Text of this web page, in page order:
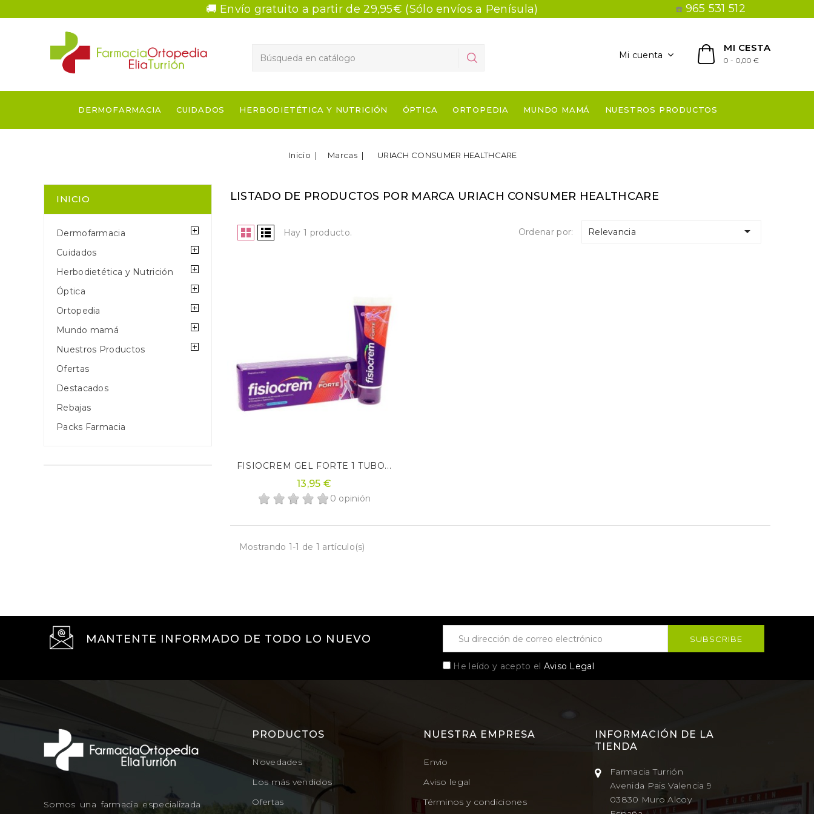
🚚 Envío gratuito a partir de 29,95€ (Sólo envíos a Penísula) ☎️ 965 531 512
Mi cuenta
MI CESTA
0 - 0,00 €
DERMOFARMACIA CUIDADOS HERBODIETÉTICA Y NUTRICIÓN ÓPTICA ORTOPEDIA MUNDO MAMÁ NUESTROS PRODUCTOS
Inicio Marcas URIACH CONSUMER HEALTHCARE
INICIO
Dermofarmacia
Cuidados
Herbodietética y Nutrición
Óptica
Ortopedia
Mundo mamá
Nuestros Productos
Ofertas
Destacados
Rebajas
Packs Farmacia
LISTADO DE PRODUCTOS POR MARCA URIACH CONSUMER HEALTHCARE
Hay 1 producto. Ordenar por: Relevancia 
FISIOCREM GEL FORTE 1 TUBO...
13,95 €
0 opinión
Mostrando 1-1 de 1 artículo(s)
MANTENTE INFORMADO DE TODO LO NUEVO
He leído y acepto el Aviso Legal
Somos una farmacia especializada
PRODUCTOS
Novedades
Los más vendidos
Ofertas
NUESTRA EMPRESA
Envío
Aviso legal
Términos y condiciones
INFORMACIÓN DE LA
TIENDA
Farmacia Turrión
Avenida Pais Valencia 9
03830 Muro Alcoy